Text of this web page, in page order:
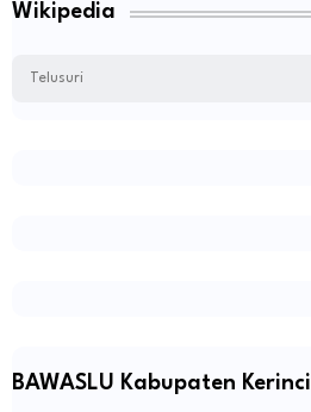
Wikipedia
BAWASLU Kabupaten Kerinci